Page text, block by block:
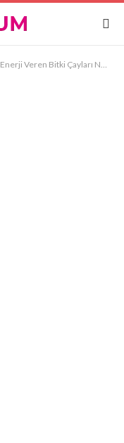
Enerji Veren Bitki Çayları Nelerdir?